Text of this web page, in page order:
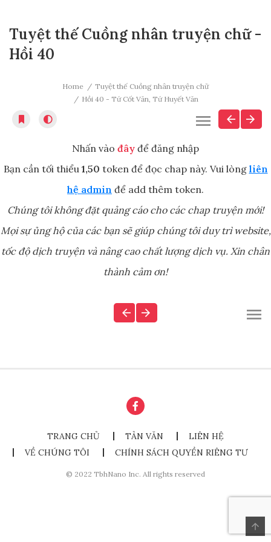
Tuyệt thế Cuồng nhân truyện chữ -
Hồi 40
Home
Tuyệt thế Cuồng nhân truyện chữ
Hồi 40 - Tứ Cốt Văn, Tứ Huyết Văn
Nhấn vào đây để đăng nhập
Bạn cần tối thiểu 1,50 token để đọc chap này. Vui lòng liên
hệ admin để add thêm token.
Chúng tôi không đặt quảng cáo cho các chap truyện mới!
Mọi sự ủng hộ của các bạn sẽ giúp chúng tôi duy trì website,
tốc độ dịch truyện và nâng cao chất lượng dịch vụ. Xin chân
thành cảm ơn!
TRANG CHỦ TẢN VĂN
LIÊN HỆ
VỀ CHÚNG TÔI
CHÍNH SÁCH QUYỀN RIÊNG TƯ
© 2022 TbhNano Inc. All rights reserved